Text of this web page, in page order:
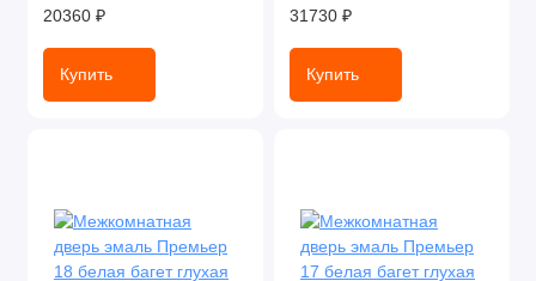
20360 ₽
Купить
прозрачное
31730 ₽
Купить